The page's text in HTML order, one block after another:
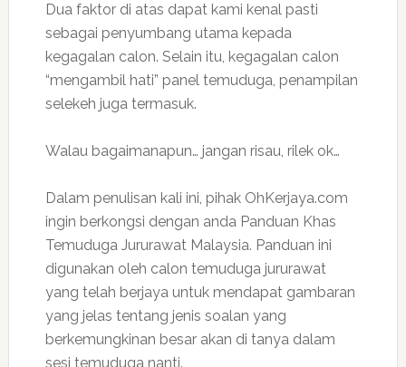
Dua faktor di atas dapat kami kenal pasti
sebagai penyumbang utama kepada
kegagalan calon. Selain itu, kegagalan calon
“mengambil hati” panel temuduga, penampilan
selekeh juga termasuk.
Walau bagaimanapun… jangan risau, rilek ok…
Dalam penulisan kali ini, pihak OhKerjaya.com
ingin berkongsi dengan anda Panduan Khas
Temuduga Jururawat Malaysia. Panduan ini
digunakan oleh calon temuduga jururawat
yang telah berjaya untuk mendapat gambaran
yang jelas tentang jenis soalan yang
berkemungkinan besar akan di tanya dalam
sesi temuduga nanti.